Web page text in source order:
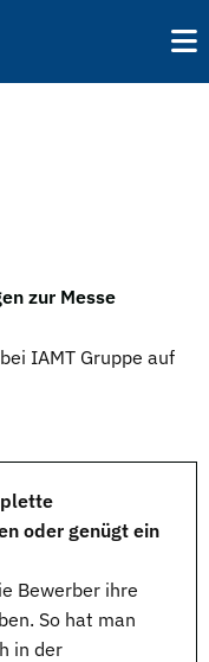
zur Messe
IAMT Gruppe auf
oder genügt ein
Bewerber ihre
So hat man
in der